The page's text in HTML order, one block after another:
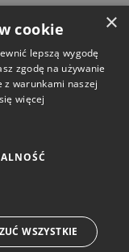
×
cookie
lepszą wygodę
zgodę na używanie
z warunkami naszej
więcej
WSZYSTKIE